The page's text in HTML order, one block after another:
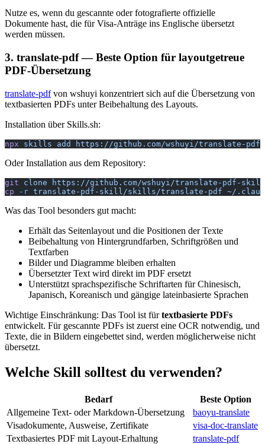
Nutze es, wenn du gescannte oder fotografierte offizielle
Dokumente hast, die für Visa-Anträge ins Englische übersetzt
werden müssen.
3. translate-pdf — Beste Option für layoutgetreue
PDF-Übersetzung
translate-pdfvon wshuyi konzentriert sich auf die Übersetzung von
textbasierten PDFs unter Beibehaltung des Layouts.
Installation über Skills.sh:
npx skills add https://github.com/wshuyi/translate-
Oder Installation aus dem Repository:
git clone https://github.com/wshuyi/translate-pdf-
cp -r translate-pdf-skill/skills/translate-pdf ~/
Was das Tool besonders gut macht:
Erhält das Seitenlayout und die Positionen der Texte
Beibehaltung von Hintergrundfarben, Schriftgrößen und
Textfarben
Bilder und Diagramme bleiben erhalten
Übersetzter Text wird direkt im PDF ersetzt
Unterstützt sprachspezifische Schriftarten für Chinesisch,
Japanisch, Koreanisch und gängige lateinbasierte Sprachen
Wichtige Einschränkung: Das Tool ist fürtextbasierte PDFs
entwickelt. Für gescannte PDFs ist zuerst eine OCR notwendig, und
Texte, die in Bildern eingebettet sind, werden möglicherweise nicht
übersetzt.
Welche Skill solltest du verwenden?
Bedarf
Beste Option
Allgemeine Text- oder Markdown-Übersetzung
baoyu-translate
Visadokumente, Ausweise, Zertifikate
visa-doc-translate
Textbasiertes PDF mit Layout-Erhaltung
translate-pdf